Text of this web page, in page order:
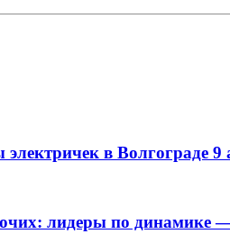
в Волгограде
лидеры по динамике